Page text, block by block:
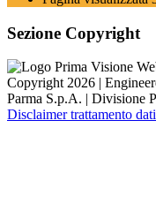
Sezione Copyright
Copyright 2026 |
Parma S.p.A. | Divisione
Disclaimer trattamento